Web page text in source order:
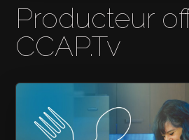
Producteur
CCAP.Tv